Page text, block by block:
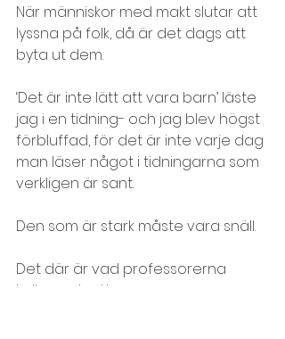
När människor med makt slutar att
lyssna på folk, då är det dags att
byta ut dem.
‘Det är inte lätt att vara barn’ läste
jag i en tidning- och jag blev högst
förbluffad, för det är inte varje dag
man läser något i tidningarna som
verkligen är sant.
Den som är stark måste vara snäll.
Det där är vad professorerna
kallar en kratta.